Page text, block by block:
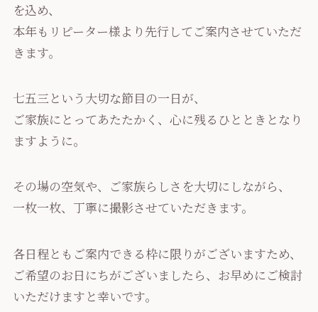
を込め、
本年もリピーター様より先行してご案内させていただ
きます。
七五三という大切な節目の一日が、
ご家族にとってあたたかく、心に残るひとときとなり
ますように。
その場の空気や、ご家族らしさを大切にしながら、
一枚一枚、丁寧に撮影させていただきます。
各日程ともご案内できる枠に限りがございますため、
ご希望のお日にちがございましたら、お早めにご検討
いただけますと幸いです。